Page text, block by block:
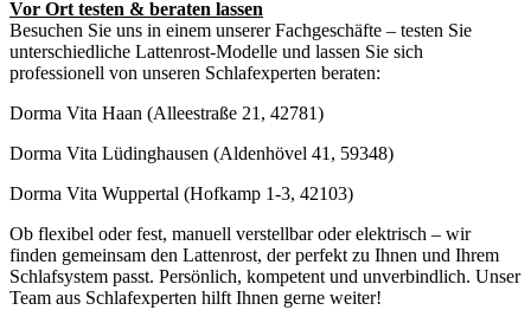
Vor Ort testen & beraten lassen
Besuchen Sie uns in einem unserer Fachgeschäfte – testen Sie
unterschiedliche Lattenrost-Modelle und lassen Sie sich
professionell von unseren Schlafexperten beraten:
Dorma Vita Haan (Alleestraße 21, 42781)
Dorma Vita Lüdinghausen (Aldenhövel 41, 59348)
Dorma Vita Wuppertal (Hofkamp 1-3, 42103)
Ob flexibel oder fest, manuell verstellbar oder elektrisch – wir
finden gemeinsam den Lattenrost, der perfekt zu Ihnen und Ihrem
Schlafsystem passt. Persönlich, kompetent und unverbindlich. Unser
Team aus Schlafexperten hilft Ihnen gerne weiter!